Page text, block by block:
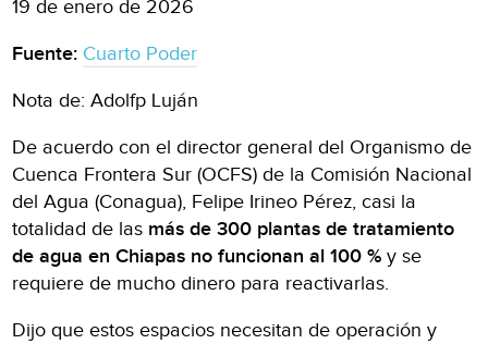
19 de enero de 2026
Fuente: Cuarto Poder
Nota de: Adolfp Luján
De acuerdo con el director general del Organismo de
Cuenca Frontera Sur (OCFS) de la Comisión Nacional
del Agua (Conagua), Felipe Irineo Pérez, casi la
totalidad de las más de 300 plantas de tratamiento
de agua en Chiapas no funcionan al 100 % y se
requiere de mucho dinero para reactivarlas.
Dijo que estos espacios necesitan de operación y